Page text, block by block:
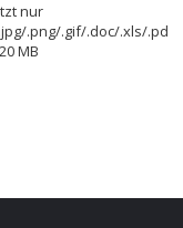
nur
.png/.gif/.doc/.xls/.pdf,
MB